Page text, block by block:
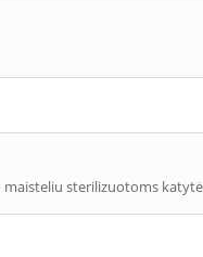
sterilizuotoms